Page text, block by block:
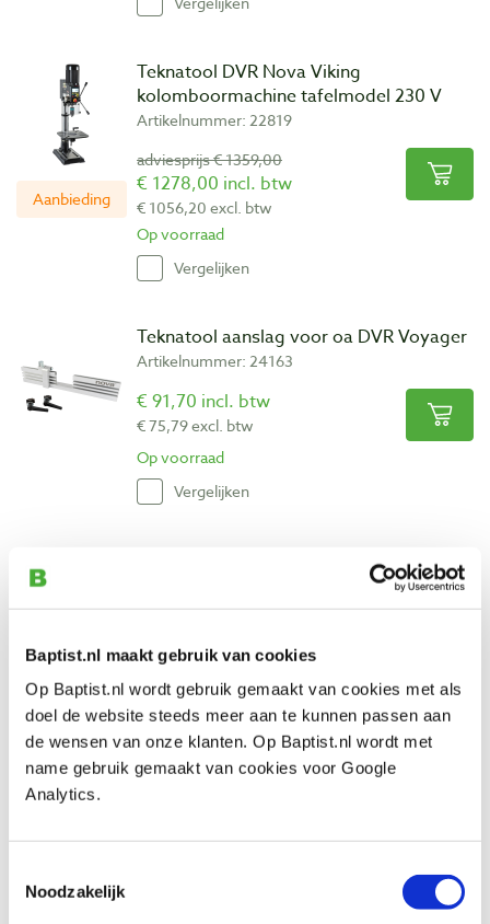
Baptist.nl maakt gebruik van cookies
Op Baptist.nl wordt gebruik gemaakt van cookies met als
doel de website steeds meer aan te kunnen passen aan
de wensen van onze klanten. Op Baptist.nl wordt met
name gebruik gemaakt van cookies voor Google
Analytics.
Noodzakelijk
Aanbieding
Teknatool DVR Nova Viking
kolomboormachine tafelmodel 230 V
Artikelnummer: 22819
adviesprijs € 1359,00
€ 1278,00 incl. btw
€ 1056,20 excl. btw
Op voorraad
Vergelijken
Teknatool aanslag voor oa DVR Voyager
Artikelnummer: 24163
€ 91,70 incl. btw
€ 75,79 excl. btw
Op voorraad
Vergelijken
Teknatool bedverlenging voor Nova
Artikelnummer: 33312
€ 259,00 incl. btw
Op voorraad
Vergelijken